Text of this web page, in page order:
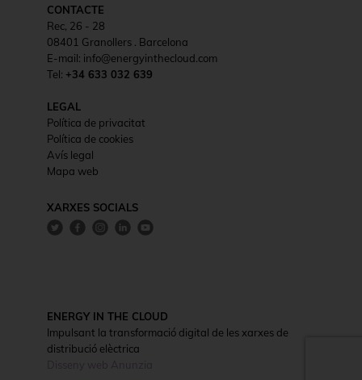
CONTACTE
Rec, 26 - 28
08401 Granollers . Barcelona
E-mail: info@energyinthecloud.com
Tel: +34 633 032 639
LEGAL
Política de privacitat
Política de cookies
Avís legal
Mapa web
XARXES SOCIALS
ENERGY IN THE CLOUD
Impulsant la transformació digital de les xarxes de
distribució elèctrica